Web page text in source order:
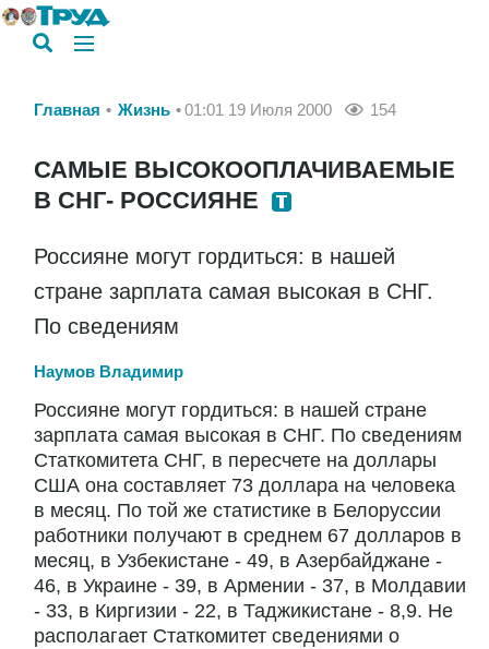
Главная Жизнь 01:01 19 Июля 2000 154
САМЫЕ ВЫСОКООПЛАЧИВАЕМЫЕ
В СНГ- РОССИЯНЕ
Россияне могут гордиться: в нашей
стране зарплата самая высокая в СНГ.
По сведениям
Наумов Владимир
Россияне могут гордиться: в нашей стране
зарплата самая высокая в СНГ. По сведениям
Статкомитета СНГ, в пересчете на доллары
США она составляет 73 доллара на человека
в месяц. По той же статистике в Белоруссии
работники получают в среднем 67 долларов в
месяц, в Узбекистане - 49, в Азербайджане -
46, в Украине - 39, в Армении - 37, в Молдавии
- 33, в Киргизии - 22, в Таджикистане - 8,9. Не
располагает Статкомитет сведениями о